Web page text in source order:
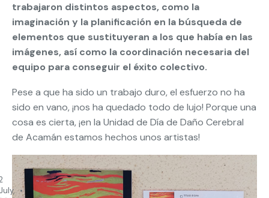
trabajaron distintos aspectos, como la
imaginación y la planificación en la búsqueda de
elementos que sustituyeran a los que había en las
imágenes, así como la coordinación necesaria del
equipo para conseguir el éxito colectivo.
Pese a que ha sido un trabajo duro, el esfuerzo no ha
sido en vano, ¡nos ha quedado todo de lujo! Porque una
cosa es cierta, ¡en la Unidad de Día de Daño Cerebral
de Acamán estamos hechos unos artistas!